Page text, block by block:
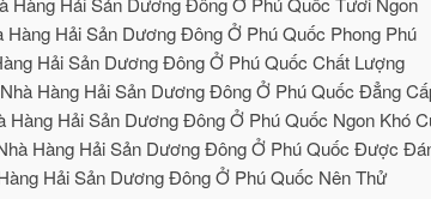
Hải Sản Dương Đông Ở Phú Quốc Phong Phú
Hải Sản Dương Đông Ở Phú Quốc Chất Lượng
Hàng Hải Sản Dương Đông Ở Phú Quốc Đẳng
Hàng Hải Sản Dương Đông Ở Phú Quốc Ngon Khó
Hàng Hải Sản Dương Đông Ở Phú Quốc Được
Hải Sản Dương Đông Ở Phú Quốc Nên Thử